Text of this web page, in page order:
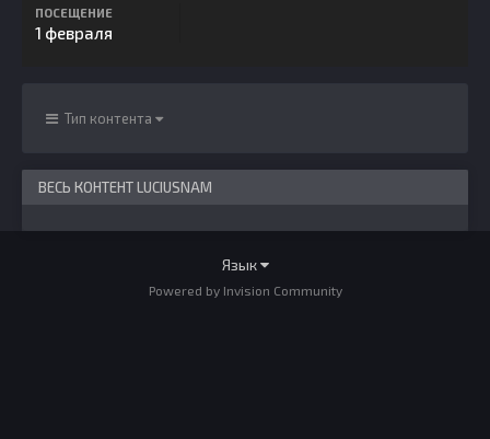
ПОСЕЩЕНИЕ
1 февраля
Тип контента
ВЕСЬ КОНТЕНТ LUCIUSNAM
Язык
Powered by Invision Community